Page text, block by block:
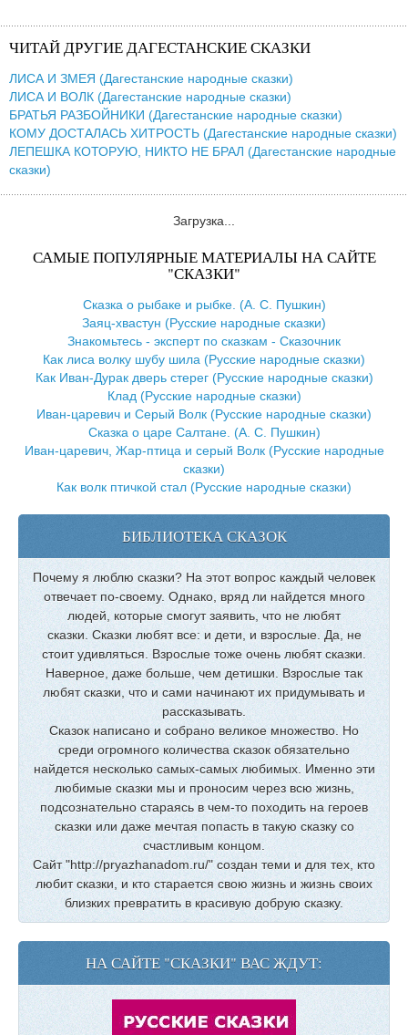
ЧИТАЙ ДРУГИЕ ДАГЕСТАНСКИЕ СКАЗКИ
ЛИСА И ЗМЕЯ (Дагестанские народные сказки)
ЛИСА И ВОЛК (Дагестанские народные сказки)
БРАТЬЯ РАЗБОЙНИКИ (Дагестанские народные сказки)
КОМУ ДОСТАЛАСЬ ХИТРОСТЬ (Дагестанские народные сказки)
ЛЕПЕШКА КОТОРУЮ, НИКТО НЕ БРАЛ (Дагестанские народные
сказки)
Загрузка...
САМЫЕ ПОПУЛЯРНЫЕ МАТЕРИАЛЫ НА САЙТЕ
"СКАЗКИ"
Сказка о рыбаке и рыбке. (А. С. Пушкин)
Заяц-хвастун (Русские народные сказки)
Знакомьтесь - эксперт по сказкам - Сказочник
Как лиса волку шубу шила (Русские народные сказки)
Как Иван-Дурак дверь стерег (Русские народные сказки)
Клад (Русские народные сказки)
Иван-царевич и Серый Волк (Русские народные сказки)
Сказка о царе Салтане. (А. С. Пушкин)
Иван-царевич, Жар-птица и серый Волк (Русские народные
сказки)
Как волк птичкой стал (Русские народные сказки)
БИБЛИОТЕКА СКАЗОК
Почему я люблю сказки? На этот вопрос каждый человек
отвечает по-своему. Однако, вряд ли найдется много
людей, которые смогут заявить, что не любят
сказки. Сказки любят все: и дети, и взрослые. Да, не
стоит удивляться. Взрослые тоже очень любят сказки.
Наверное, даже больше, чем детишки. Взрослые так
любят сказки, что и сами начинают их придумывать и
рассказывать.
Сказок написано и собрано великое множество. Но
среди огромного количества сказок обязательно
найдется несколько самых-самых любимых. Именно эти
любимые сказки мы и проносим через всю жизнь,
подсознательно стараясь в чем-то походить на героев
сказки или даже мечтая попасть в такую сказку со
счастливым концом.
Сайт "http://pryazhanadom.ru/" создан теми и для тех, кто
любит сказки, и кто старается свою жизнь и жизнь своих
близких превратить в красивую добрую сказку.
НА САЙТЕ "СКАЗКИ" ВАС ЖДУТ: